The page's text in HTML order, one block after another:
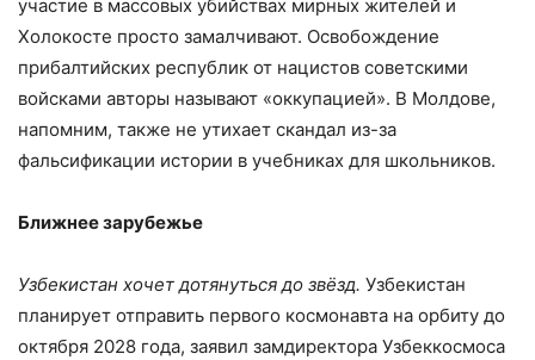
участие в массовых убийствах мирных жителей и
Холокосте просто замалчивают. Освобождение
прибалтийских республик от нацистов советскими
войсками авторы называют «оккупацией». В Молдове,
напомним, также не утихает скандал из-за
фальсификации истории в учебниках для школьников.
Ближнее зарубежье
Узбекистан хочет дотянуться до звёзд. Узбекистан
планирует отправить первого космонавта на орбиту до
октября 2028 года, заявил замдиректора Узбеккосмоса